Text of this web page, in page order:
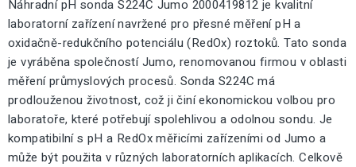
Náhradní pH sonda S224C Jumo 2000419812 je kvalitní
laboratorní zařízení navržené pro přesné měření pH a
oxidačně-redukčního potenciálu (RedOx) roztoků. Tato sonda
je vyráběna společností Jumo, renomovanou firmou v oblasti
měření průmyslových procesů. Sonda S224C má
prodlouženou životnost, což ji činí ekonomickou volbou pro
laboratoře, které potřebují spolehlivou a odolnou sondu. Je
kompatibilní s pH a RedOx měřicími zařízeními od Jumo a
může být použita v různých laboratorních aplikacích. Celkově